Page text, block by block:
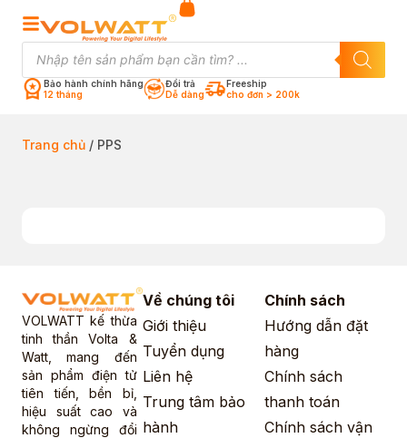
Bảo hành chính hãng
12 tháng
Đổi trả
Dễ dàng
Freeship
cho đơn > 200k
Trang chủ / PPS
VOLWATT kế thừa
tinh thần Volta &
Watt, mang đến
sản phẩm điện tử
tiên tiến, bền bỉ,
hiệu suất cao và
không ngừng đổi
Về chúng tôi
Giới thiệu
Tuyển dụng
Liên hệ
Trung tâm bảo
hành
Chính sách
Hướng dẫn đặt
hàng
Chính sách
thanh toán
Chính sách vận